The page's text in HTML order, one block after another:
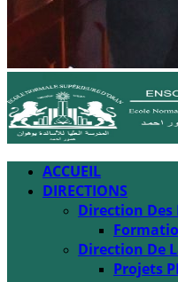
ACCUEIL
DIRECTIONS
Direction Des
Direction De
Projets